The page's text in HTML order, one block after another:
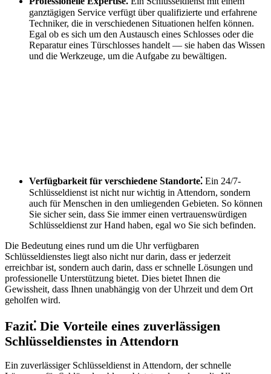
ganztägigen Service verfügt über qualifizierte und erfahrene
Techniker, die in verschiedenen Situationen helfen können.​
Egal ob es sich um den Austausch eines Schlosses oder die
Reparatur eines Türschlosses handelt ― sie haben das Wissen
und die Werkzeuge, um die Aufgabe zu bewältigen.
Verfügbarkeit für verschiedene Standorte⁚ Ein 24/7-
Schlüsseldienst ist nicht nur wichtig in Attendorn, sondern
auch für Menschen in den umliegenden Gebieten.​ So können
Sie sicher sein, dass Sie immer einen vertrauenswürdigen
Schlüsseldienst zur Hand haben, egal wo Sie sich befinden.​
Die Bedeutung eines rund um die Uhr verfügbaren
Schlüsseldienstes liegt also nicht nur darin, dass er jederzeit
erreichbar ist, sondern auch darin, dass er schnelle Lösungen und
professionelle Unterstützung bietet. Dies bietet Ihnen die
Gewissheit, dass Ihnen unabhängig von der Uhrzeit und dem Ort
geholfen wird.​
Fazit⁚ Die Vorteile eines zuverlässigen
Schlüsseldienstes in Attendorn
Ein zuverlässiger Schlüsseldienst in Attendorn, der schnelle